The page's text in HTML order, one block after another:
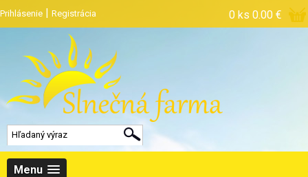
Prihlásenie | Registrácia 0 ks 0.00 €
Menu